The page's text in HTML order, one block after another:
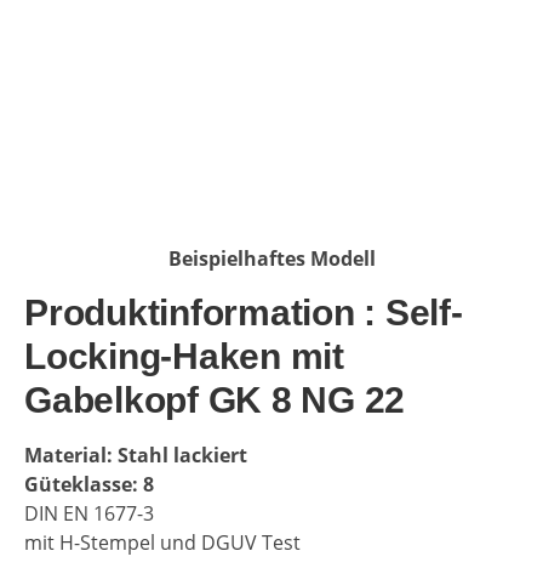
Beispielhaftes Modell
Produktinformation : Self-
Locking-Haken mit
Gabelkopf GK 8 NG 22
Material: Stahl lackiert
Güteklasse: 8
DIN EN 1677-3
mit H-Stempel und DGUV Test